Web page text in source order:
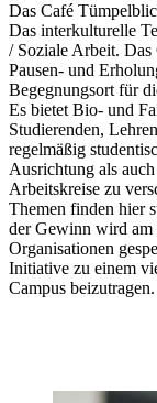
Das Café
Das interkulturelle
/ Soziale Arbeit.
Pausen- und
Begegnungsort für
Es bietet Bio- und
Studierenden,
regelmäßig
Ausrichtung als
Arbeitskreise zu
Themen finden hier
der Gewinn wird am
Organisationen
Initiative zu einem
Campus beizutragen.